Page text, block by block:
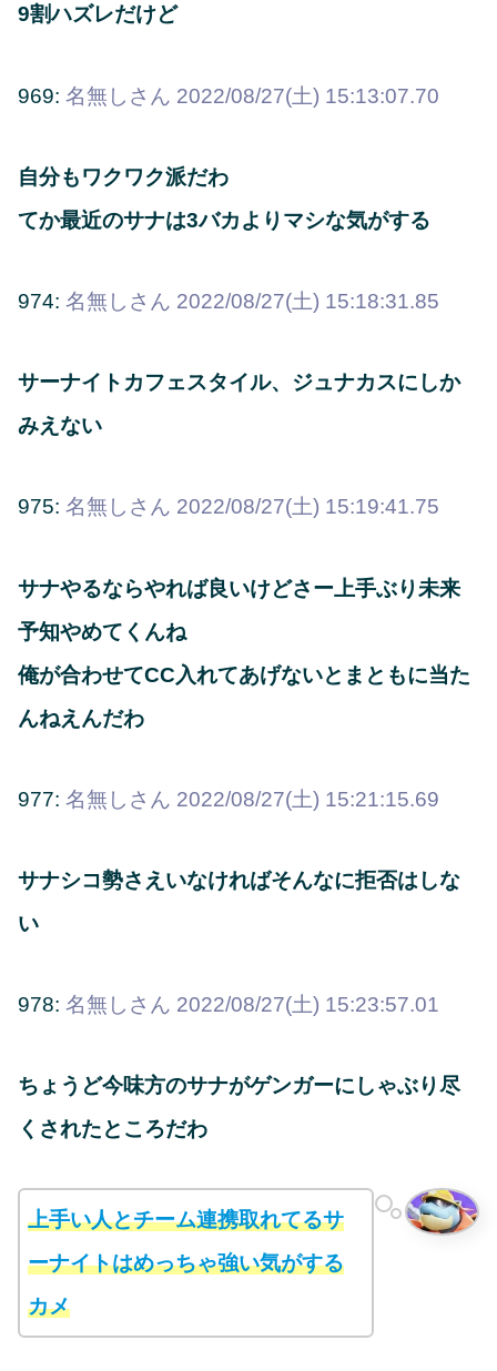
9割ハズレだけど
969: 名無しさん 2022/08/27(土) 15:13:07.70
自分もワクワク派だわ
てか最近のサナは3バカよりマシな気がする
974: 名無しさん 2022/08/27(土) 15:18:31.85
サーナイトカフェスタイル、ジュナカスにしか
みえない
975: 名無しさん 2022/08/27(土) 15:19:41.75
サナやるならやれば良いけどさー上手ぶり未来
予知やめてくんね
俺が合わせてCC入れてあげないとまともに当た
んねえんだわ
977: 名無しさん 2022/08/27(土) 15:21:15.69
サナシコ勢さえいなければそんなに拒否はしな
い
978: 名無しさん 2022/08/27(土) 15:23:57.01
ちょうど今味方のサナがゲンガーにしゃぶり尽
くされたところだわ
上手い人とチーム連携取れてるサ
ーナイトはめっちゃ強い気がする
カメ